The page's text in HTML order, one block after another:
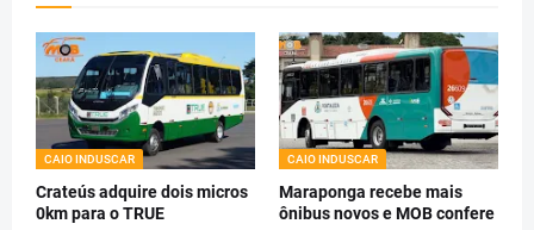
CAIO INDUSCAR
Crateús adquire dois micros
0km para o TRUE
CAIO INDUSCAR
Maraponga recebe mais
ônibus novos e MOB confere